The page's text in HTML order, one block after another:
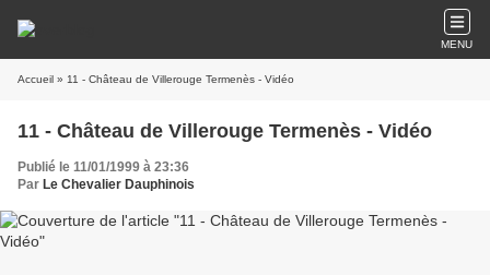
MENU
Accueil » 11 - Château de Villerouge Termenès - Vidéo
11 - Château de Villerouge Termenès - Vidéo
Publié le 11/01/1999 à 23:36
Par Le Chevalier Dauphinois